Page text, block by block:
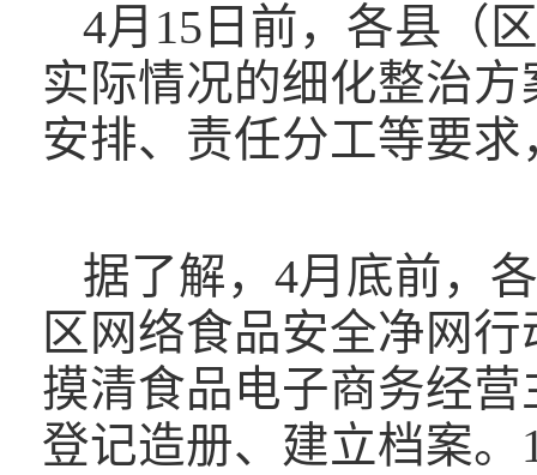
4月15日前，各县（
实际情况的细化整治
安排、责任分工等要
据了解，4月底前，
区网络食品安全净网
摸清食品电子商务经
登记造册、建立档案